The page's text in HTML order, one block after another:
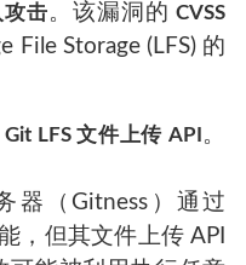
攻击。该漏洞的CVSS
File Storage (LFS) 的
LFS 文件上传 API 。
器（Gitness）通过
，但其文件上传 API